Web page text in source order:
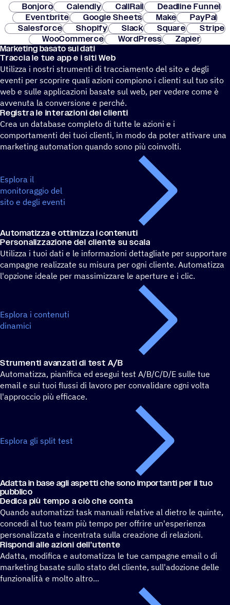
Bonjoro Calendly CallRail
Deadline Funnel
Eventbrite
Google Sheets Make
PayPal
Salesforce
Shopify Slack Square
Stripe
WooCommerce
WordPress
Zapier
Marke­ting basato sui dati
Traccia le tue app e i siti Web
Utilizza i nostri strumenti di tracciamento del sito e degli
eventi per scoprire quali azioni compiono i clienti sul tuo sito
web e sulle applicazioni basate sul web, per vedere come è
avvenuta la conversione e perché.
Regi­stra le inte­ra­zioni dei clienti
Crea un database completo di tutte le azioni e i
comportamenti dei tuoi clienti, in modo da poter attivare una
marketing automation quando sono più coinvolti.
Esplora il
monitoraggio del
sito e degli eventi
Auto­ma­tizza e otti­mizza i contenuti
Perso­na­liz­za­zione del cliente su scala
Utilizza i tuoi dati e le informazioni dettagliate per supportare
campagne realizzate su misura per ogni cliente. Automatizza
l'opzione ideale per massimizzare le aperture e i clic.
Esplora i contenuti
dinamici
Stru­menti avan­zati di test A/B
Automatizza, pianifica ed esegui test A/B/C/D/E sulle tue
email e sui tuoi flussi di lavoro per convalidare ogni volta
l'approccio più efficace.
Esplora gli split test
Adatta in base agli aspetti che sono impor­tanti per il tuo
pubblico
Dedica più tempo a ciò che conta
Quando automatizzi task manuali relative al dietro le quinte,
concedi al tuo team più tempo per offrire un'esperienza
personalizzata e incentrata sulla creazione di relazioni.
Rispondi alle azioni dell’utente
Adatta, modifica e automatizza le tue campagne email o di
marketing basate sullo stato del cliente, sull'adozione delle
funzionalità e molto altro...